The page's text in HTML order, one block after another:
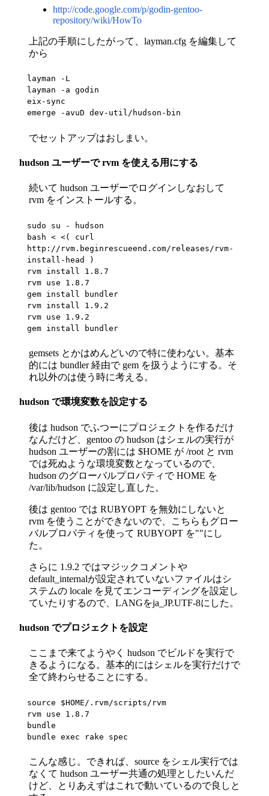
http://code.google.com/p/godin-gentoo-
repository/wiki/HowTo
上記の手順にしたがって、layman.cfg を編集して
から
layman -L
layman -a godin
eix-sync
emerge -avuD dev-util/hudson-bin
でセットアップはおしまい。
hudson ユーザーで rvm を使える用にする
続いて hudson ユーザーでログインしなおして
rvm をインストールする。
sudo su - hudson
bash < <( curl
http://rvm.beginrescueend.com/releases/rvm-
install-head )
rvm install 1.8.7
rvm use 1.8.7
gem install bundler
rvm install 1.9.2
rvm use 1.9.2
gem install bundler
gemsets とかはめんどいので特に使わない。基本
的には bundler 経由で gem を扱うようにする。そ
れ以外のは使う時に考える。
hudson で環境変数を設定する
後は hudson でふつーにプロジェクトを作るだけ
なんだけど、gentoo の hudson はシェルの実行が
hudson ユーザーの割には $HOME が /root と rvm
では死ぬような環境変数となっているので、
hudson のグローバルプロパティで HOME を
/var/lib/hudson に設定し直した。
後は gentoo では RUBYOPT を無効にしないと
rvm を使うことができないので、こちらもグロー
バルプロパティを使って RUBYOPT を""にし
た。
さらに 1.9.2 ではマジックコメントや
default_internalが設定されていないファイルはシ
ステムの locale を見てエンコーディングを設定し
ていたりするので、LANGをja_JP.UTF-8にした。
hudson でプロジェクトを設定
ここまで来てようやく hudson でビルドを実行で
きるようになる。基本的にはシェルを実行だけで
全て終わらせることにする。
source $HOME/.rvm/scripts/rvm
rvm use 1.8.7
bundle
bundle exec rake spec
こんな感じ。できれば、source をシェル実行では
なくて hudson ユーザー共通の処理としたいんだ
けど、とりあえずはこれで動いているので良しと